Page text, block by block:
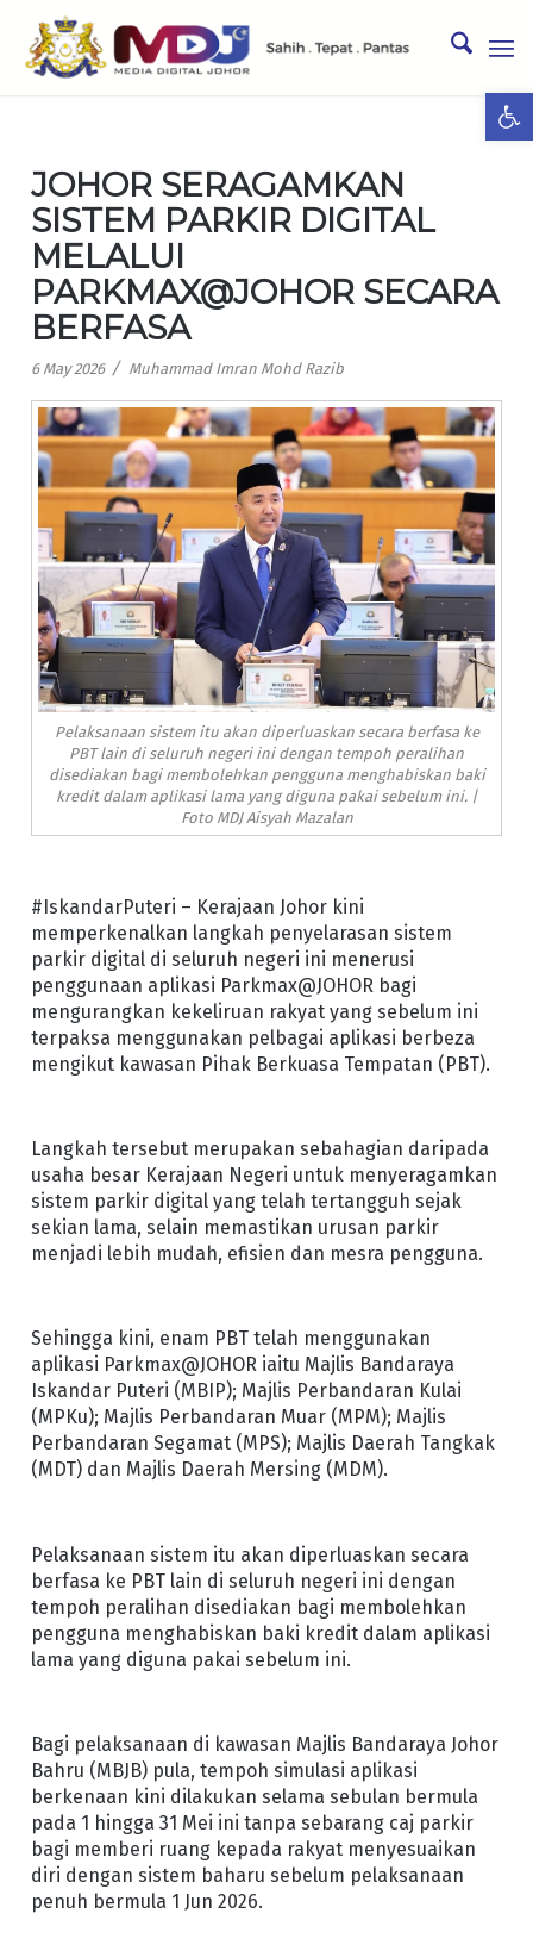
JOHOR SERAGAMKAN
SISTEM PARKIR DIGITAL
MELALUI
PARKMAX@JOHOR SECARA
BERFASA
6 May 2026 / Muhammad Imran Mohd Razib
Pelaksanaan sistem itu akan diperluaskan secara berfasa ke
PBT lain di seluruh negeri ini dengan tempoh peralihan
disediakan bagi membolehkan pengguna menghabiskan baki
kredit dalam aplikasi lama yang diguna pakai sebelum ini. |
Foto MDJ Aisyah Mazalan
#IskandarPuteri – Kerajaan Johor kini
memperkenalkan langkah penyelarasan sistem
parkir digital di seluruh negeri ini menerusi
penggunaan aplikasi Parkmax@JOHOR bagi
mengurangkan kekeliruan rakyat yang sebelum ini
terpaksa menggunakan pelbagai aplikasi berbeza
mengikut kawasan Pihak Berkuasa Tempatan (PBT).
Langkah tersebut merupakan sebahagian daripada
usaha besar Kerajaan Negeri untuk menyeragamkan
sistem parkir digital yang telah tertangguh sejak
sekian lama, selain memastikan urusan parkir
menjadi lebih mudah, efisien dan mesra pengguna.
Sehingga kini, enam PBT telah menggunakan
aplikasi Parkmax@JOHOR iaitu Majlis Bandaraya
Iskandar Puteri (MBIP); Majlis Perbandaran Kulai
(MPKu); Majlis Perbandaran Muar (MPM); Majlis
Perbandaran Segamat (MPS); Majlis Daerah Tangkak
(MDT) dan Majlis Daerah Mersing (MDM).
Pelaksanaan sistem itu akan diperluaskan secara
berfasa ke PBT lain di seluruh negeri ini dengan
tempoh peralihan disediakan bagi membolehkan
pengguna menghabiskan baki kredit dalam aplikasi
lama yang diguna pakai sebelum ini.
Bagi pelaksanaan di kawasan Majlis Bandaraya Johor
Bahru (MBJB) pula, tempoh simulasi aplikasi
berkenaan kini dilakukan selama sebulan bermula
pada 1 hingga 31 Mei ini tanpa sebarang caj parkir
bagi memberi ruang kepada rakyat menyesuaikan
diri dengan sistem baharu sebelum pelaksanaan
penuh bermula 1 Jun 2026.